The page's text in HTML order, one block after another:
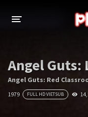
Thần thoại - Cổ trang
Tâm lý
Angel Guts:
Angel Guts: Red
1979 FULL HD VIETSUB